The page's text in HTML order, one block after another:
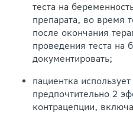
теста на
препарата, во время
после окончания
проведения теста на
документировать;
пациентка
предпочтительно 2
контрацепции,